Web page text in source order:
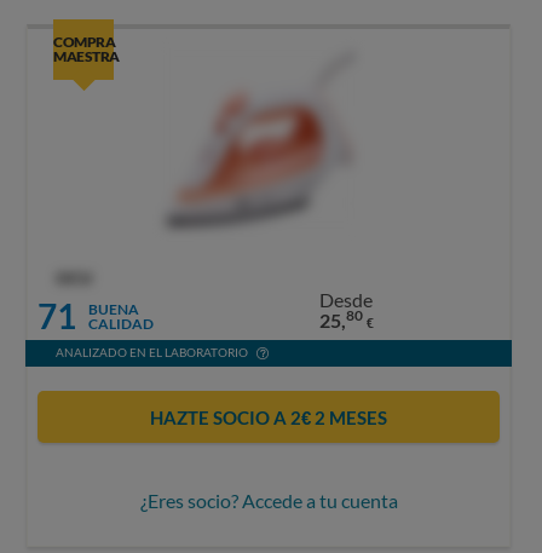
COMPRA
MAESTRA
71
BUENA
CALIDAD
Desde
25,80 €
ANALIZADO EN EL LABORATORIO
HAZTE SOCIO A 2€ 2 MESES
¿Eres socio? Accede a tu cuenta